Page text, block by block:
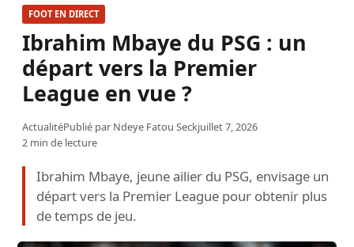
FOOT EN DIRECT
Ibrahim Mbaye du PSG : un
départ vers la Premier
League en vue ?
ActualitéPublié par Ndeye Fatou Seckjuillet 7, 2026
2 min de lecture
Ibrahim Mbaye, jeune ailier du PSG, envisage un
départ vers la Premier League pour obtenir plus
de temps de jeu.